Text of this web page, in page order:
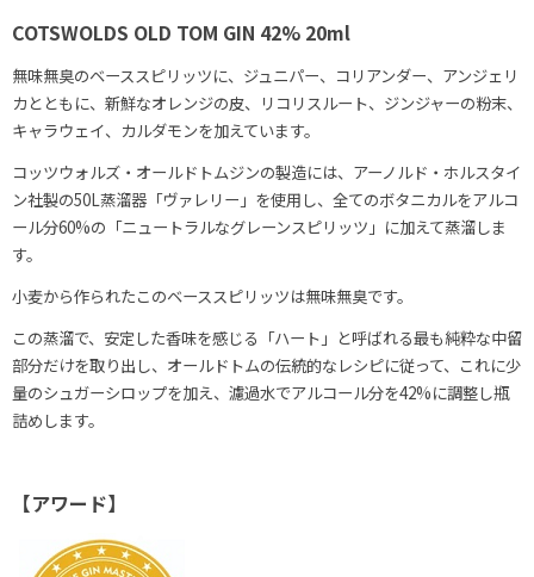
COTSWOLDS OLD TOM GIN 42% 20ml
無味無臭のベーススピリッツに、ジュニパー、コリアンダー、アンジェリ
カとともに、新鮮なオレンジの皮、リコリスルート、ジンジャーの粉末、
キャラウェイ、カルダモンを加えています。
コッツウォルズ・オールドトムジンの製造には、アーノルド・ホルスタイ
ン社製の50L蒸溜器「ヴァレリー」を使用し、全てのボタニカルをアルコ
ール分60%の「ニュートラルなグレーンスピリッツ」に加えて蒸溜しま
す。
小麦から作られたこのベーススピリッツは無味無臭です。
この蒸溜で、安定した香味を感じる「ハート」と呼ばれる最も純粋な中留
部分だけを取り出し、オールドトムの伝統的なレシピに従って、これに少
量のシュガーシロップを加え、濾過水でアルコール分を42%に調整し瓶
詰めします。
【アワード】